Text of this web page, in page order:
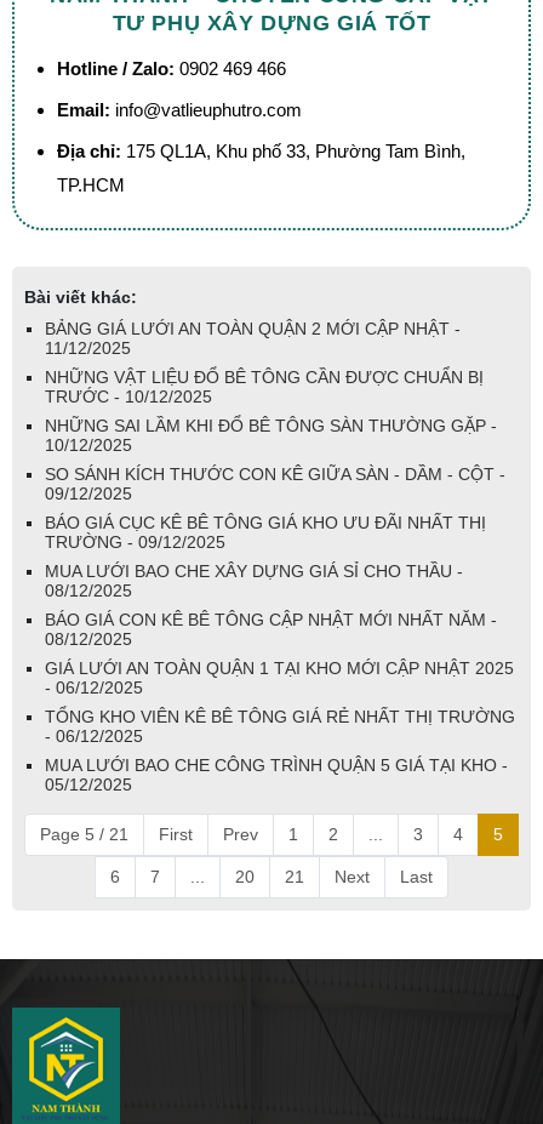
TƯ PHỤ XÂY DỰNG GIÁ TỐT
Hotline / Zalo: 0902 469 466
Email: info@vatlieuphutro.com
Địa chỉ: 175 QL1A, Khu phố 33, Phường Tam Bình,
TP.HCM
Bài viết khác:
BẢNG GIÁ LƯỚI AN TOÀN QUẬN 2 MỚI CẬP NHẬT -
11/12/2025
NHỮNG VẬT LIỆU ĐỔ BÊ TÔNG CẦN ĐƯỢC CHUẨN BỊ
TRƯỚC - 10/12/2025
NHỮNG SAI LẦM KHI ĐỔ BÊ TÔNG SÀN THƯỜNG GẶP -
10/12/2025
SO SÁNH KÍCH THƯỚC CON KÊ GIỮA SÀN - DẦM - CỘT -
09/12/2025
BÁO GIÁ CỤC KÊ BÊ TÔNG GIÁ KHO ƯU ĐÃI NHẤT THỊ
TRƯỜNG - 09/12/2025
MUA LƯỚI BAO CHE XÂY DỰNG GIÁ SỈ CHO THẦU -
08/12/2025
BÁO GIÁ CON KÊ BÊ TÔNG CẬP NHẬT MỚI NHẤT NĂM -
08/12/2025
GIÁ LƯỚI AN TOÀN QUẬN 1 TẠI KHO MỚI CẬP NHẬT 2025
- 06/12/2025
TỔNG KHO VIÊN KÊ BÊ TÔNG GIÁ RẺ NHẤT THỊ TRƯỜNG
- 06/12/2025
MUA LƯỚI BAO CHE CÔNG TRÌNH QUẬN 5 GIÁ TẠI KHO -
05/12/2025
Page 5 / 21 First Prev 1 2 3 4 5
6 7 20 21 Next Last